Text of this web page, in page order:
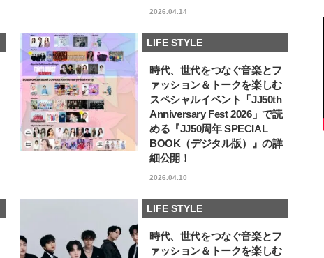
2026.04.14
LIFE STYLE
時代、世代をつなぐ音楽とフ
ァッション＆トークを楽しむ
スペシャルイベント「JJ50th
Anniversary Fest 2026」で読
める『JJ50周年 SPECIAL
BOOK（デジタル版）』の詳
細公開！
2026.04.10
LIFE STYLE
時代、世代をつなぐ音楽とフ
ァッション＆トークを楽しむ